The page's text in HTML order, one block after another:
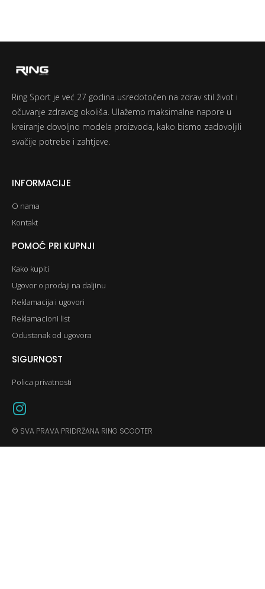
Ring Sport je već 27 godina usredotočen na zdrav stil život i
očuvanje zdravog okoliša. Ulažemo maksimalne napore u
kreiranje dovoljno modela proizvoda, kako bismo zadovoljili
svačije potrebe i zahtjeve.
INFORMACIJE
O nama
Kontakt
POMOĆ PRI KUPNJI
Kako kupiti
Ugovor o prodaji na daljinu
Reklamacija i ugovori
Reklamacioni list
Odustanak od ugovora
SIGURNOST
Polica privatnosti
© SVA PRAVA PRIDRŽANA RING SCOOTER